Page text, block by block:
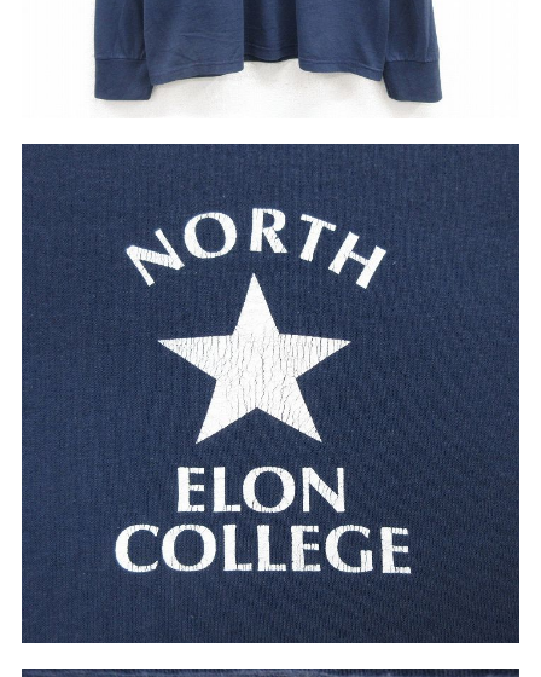
Search by Item アイテムから探す
ジャケット スウェット セーター
パンツ レディース 子供服
雑貨/小物
Search by Particularこだわりから探す
Search by Sizeサイズから探す（メンズ）
ジャケット XS S M L XL
スウェット XS S M L XL
長袖シャツ XS S M L XL
半袖シャツ XS S M L XL